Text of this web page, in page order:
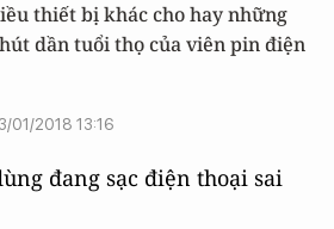
thiết bị khác cho hay những
dần tuổi thọ của viên pin điện
01/2018 13:16